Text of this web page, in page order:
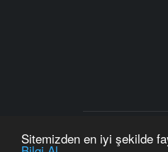
Sitemizden en iyi şekilde
Copyright © 2026